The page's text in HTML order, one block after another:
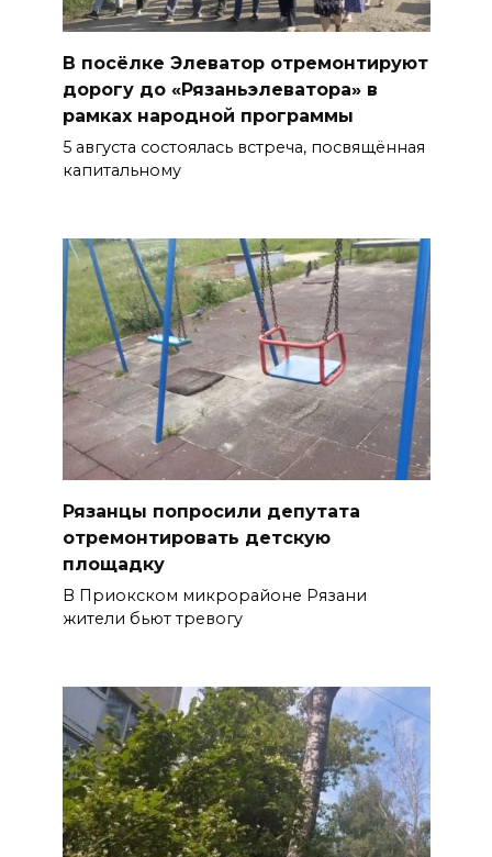
В посёлке Элеватор отремонтируют
дорогу до «Рязаньэлеватора» в
рамках народной программы
5 августа состоялась встреча, посвящённая
капитальному
Рязанцы попросили депутата
отремонтировать детскую
площадку
В Приокском микрорайоне Рязани
жители бьют тревогу